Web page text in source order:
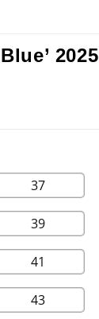
2025
37
39
41
43